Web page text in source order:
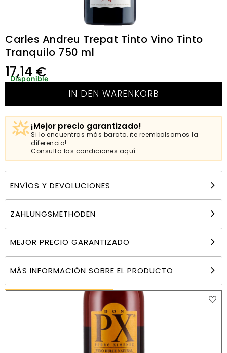
Carles Andreu Trepat Tinto Vino Tinto
Tranquilo 750 ml
17,14€
Disponible
IN DEN WARENKORB
¡Mejor precio garantizado!
Si lo encuentras más barato, ¡te reembolsamos la
diferencia!
Consulta las condiciones aquí.
ENVÍOS Y DEVOLUCIONES
ZAHLUNGSMETHODEN
MEJOR PRECIO GARANTIZADO
MÁS INFORMACIÓN SOBRE EL PRODUCTO
750 ml
17,14€
AÑADIR
PRODUCTOS SIMILARES